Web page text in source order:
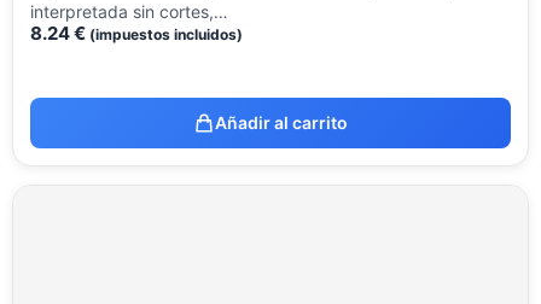
interpretada sin cortes,…
8.24€ (impuestos incluidos)
Añadir al carrito